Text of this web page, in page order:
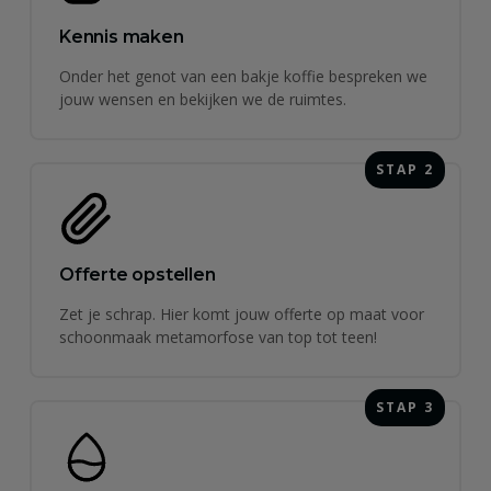
Kennis maken
Onder het genot van een bakje koffie bespreken we
jouw wensen en bekijken we de ruimtes.
STAP 2
Offerte opstellen
Zet je schrap. Hier komt jouw offerte op maat voor
schoonmaak metamorfose van top tot teen!
STAP 3